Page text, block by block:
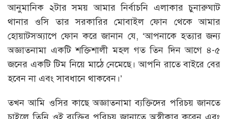
আনুমানিক ২টার সময় আমার নির্বাচনি এলাকার চুনারুঘাট
থানার ওসি তার সরকারির মোবাইল ফোন থেকে আমার
হোয়াটসঅ্যাপে ফোন করে জানান যে, ‘আপনাকে হত্যার জন্য
অজ্ঞাতনামা একটি শক্তিশালী মহল গত তিন দিন আগে ৪-৫
জনের একটি টিম নিয়ে মাঠে নেমেছে। আপনি রাতে বাইরে বের
হবেন না এবং সাবধানে থাকবেন।’
তখন আমি ওসির কাছে অজ্ঞাতনামা ব্যক্তিদের পরিচয় জানতে